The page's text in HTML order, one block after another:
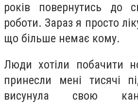
років повернутись до
роботи. Зараз я просто
що більше немає кому.
Люди хотіли побачити
принесли мені тисячі
висунула свою